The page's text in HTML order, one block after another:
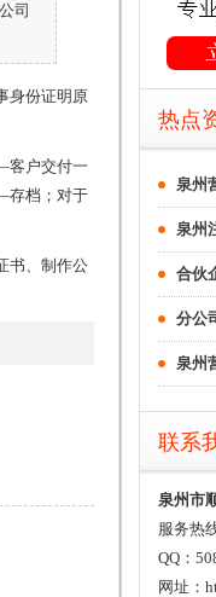
司
身份证明原
户交付一
档；对于
书、制作公
热点
泉州
泉州
合伙
分公
泉州
联系
泉州市
服务热
QQ：
网址：